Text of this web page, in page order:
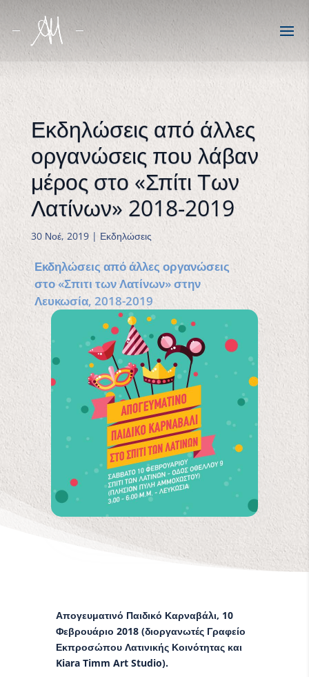
Εκδηλώσεις από άλλες
οργανώσεις που λάβαν
μέρος στο «Σπίτι Των
Λατίνων» 2018-2019
30 Νοέ, 2019| Εκδηλώσεις
Εκδηλώσεις από άλλες οργανώσεις
στο «Σπιτι των Λατίνων» στην
Λευκωσία, 2018-2019
Απογευματινό Παιδικό Καρναβάλι, 10
Φεβρουάριο 2018 (διοργανωτές Γραφείο
Εκπροσώπου Λατινικής Κοινότητας και
Kiara Timm Art Studio).